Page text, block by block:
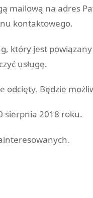
mailową na adres
kontaktowego.
który jest
usługę.
odcięty. Będzie
sierpnia 2018 roku.